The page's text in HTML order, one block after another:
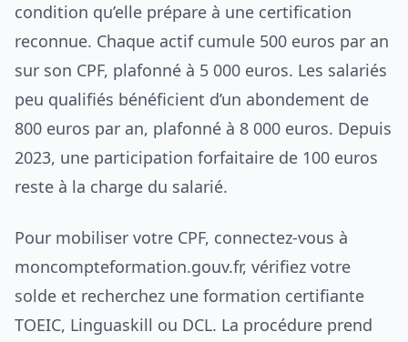
condition qu’elle prépare à une certification
reconnue. Chaque actif cumule 500 euros par an
sur son CPF, plafonné à 5 000 euros. Les salariés
peu qualifiés bénéficient d’un abondement de
800 euros par an, plafonné à 8 000 euros. Depuis
2023, une participation forfaitaire de 100 euros
reste à la charge du salarié.
Pour mobiliser votre CPF, connectez-vous à
moncompteformation.gouv.fr, vérifiez votre
solde et recherchez une formation certifiante
TOEIC, Linguaskill ou DCL. La procédure prend